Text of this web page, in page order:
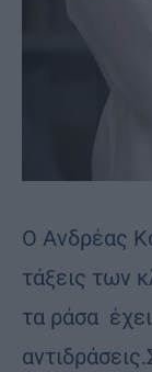
Ο Ανδρέας
τάξεις των
τα ράσα